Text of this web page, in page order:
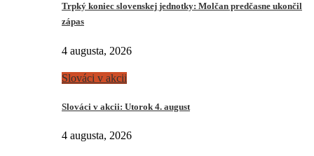
Trpký koniec slovenskej jednotky: Molčan predčasne ukončil
zápas
4 augusta, 2026
Slováci v akcii
Slováci v akcii: Utorok 4. august
4 augusta, 2026